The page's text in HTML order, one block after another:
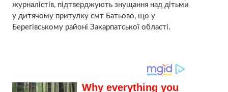
журналістів, підтверджують знущання над дітьми
у дитячому притулку смт Батьово, що у
Берегівському районі Закарпатської області.